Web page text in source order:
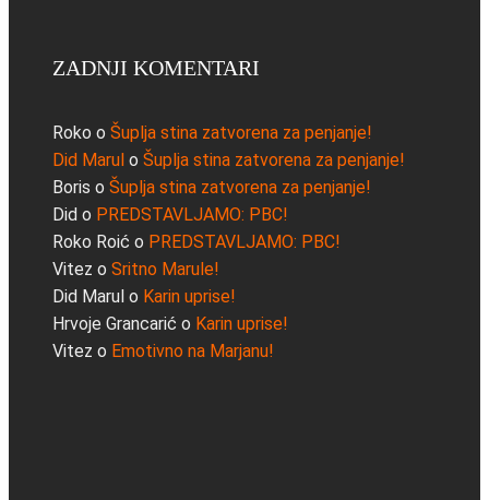
ZADNJI KOMENTARI
Roko o Šuplja stina zatvorena za penjanje!
Did Marul o Šuplja stina zatvorena za penjanje!
Boris o Šuplja stina zatvorena za penjanje!
Did o PREDSTAVLJAMO: PBC!
Roko Roić o PREDSTAVLJAMO: PBC!
Vitez o Sritno Marule!
Did Marul o Karin uprise!
Hrvoje Grancarić o Karin uprise!
Vitez o Emotivno na Marjanu!